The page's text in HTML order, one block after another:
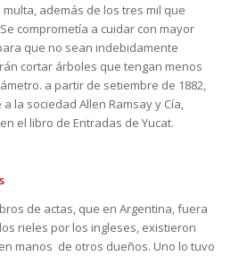
además de los tres mil que
comprometía a cuidar con mayor
que no sean indebidamente
cortar árboles que tengan menos
a partir de setiembre de 1882,
la sociedad Allen Ramsay y Cía,
el libro de Entradas de Yucat.
de actas, que en Argentina, fuera
rieles por los ingleses, existieron
manos de otros dueños. Uno lo tuvo